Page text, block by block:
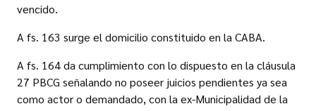
vencido.
A fs. 163 surge el domicilio constituido en la CABA.
A fs. 164 da cumplimiento con lo dispuesto en la cláusula
27 PBCG señalando no poseer juicios pendientes ya sea
como actor o demandado, con la ex-Municipalidad de la